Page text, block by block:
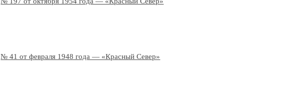
№ 41 от февраля 1948 года — «Красный Север»